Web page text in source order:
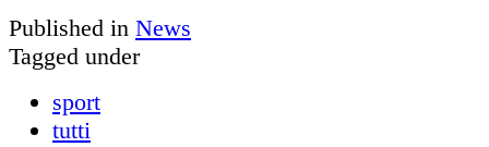
Published in News
Tagged under
sport
tutti